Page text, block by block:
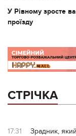
У Рівному зросте
проїзду
СТРІЧКА
17:31
Зрадник,